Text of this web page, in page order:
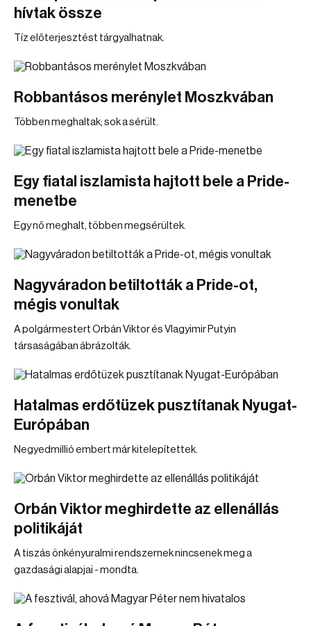
hívtak össze
Tíz előterjesztést tárgyalhatnak.
Robbantásos merénylet Moszkvában
Többen meghaltak; sok a sérült.
Egy fiatal iszlamista hajtott bele a Pride-
menetbe
Egy nő meghalt, többen megsérültek.
Nagyváradon betiltották a Pride-ot,
mégis vonultak
A polgármestert Orbán Viktor és Vlagyimir Putyin
társaságában ábrázolták.
Hatalmas erdőtüzek pusztítanak Nyugat-
Európában
Negyedmillió embert már kitelepítettek.
Orbán Viktor meghirdette az ellenállás
politikáját
A tiszás önkényuralmi rendszernek nincsenek meg a
gazdasági alapjai - mondta.